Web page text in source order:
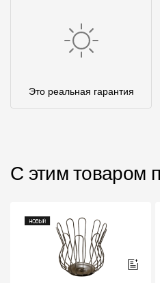
Это реальная гарантия
С этим товаром